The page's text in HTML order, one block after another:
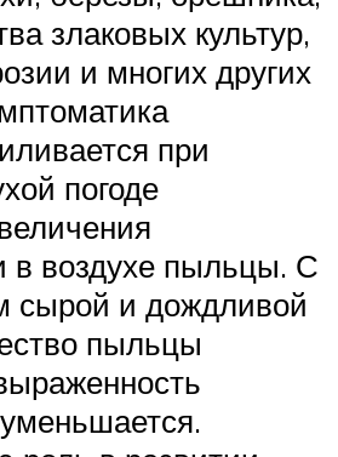
злаковых культур,
и многих других
при
погоде
в воздухе пыльцы. С
сырой и дождливой
пыльцы